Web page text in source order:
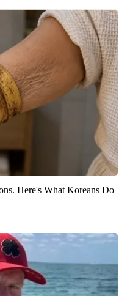
Here's What Koreans Do